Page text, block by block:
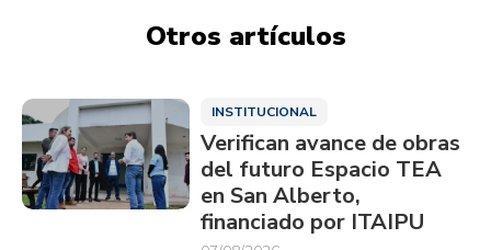
Otros artículos
INSTITUCIONAL
Verifican avance de obras
del futuro Espacio TEA
en San Alberto,
financiado por ITAIPU